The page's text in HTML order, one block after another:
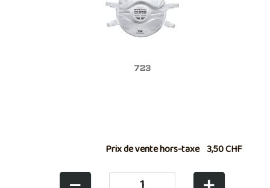
723
Prix de vente hors-taxe 3,50 CHF